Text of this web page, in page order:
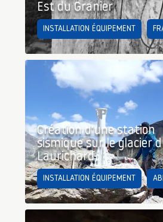
Est du Granier
INSTALLATION ÉQUIPEMENT
Création d'une station
sismique sur le glacier
Laurichard
INSTALLATION ÉQUIPEMENT